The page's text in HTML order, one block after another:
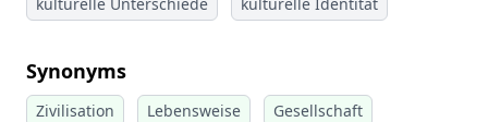
Synonyms
Zivilisation Lebensweise
Gesellschaft